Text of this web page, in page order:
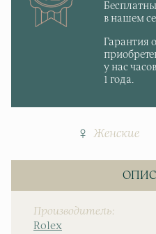
в нашем
Гарантия
у нас
1 года.
Женские
Производитель
Rolex